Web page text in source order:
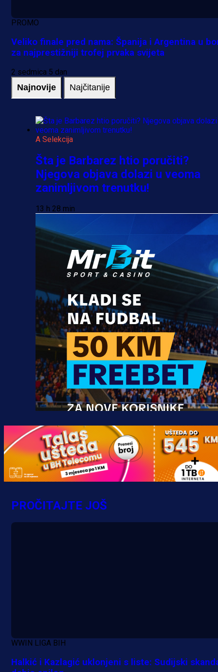
PROMO
Veliko finale pred nama: Španija i Argentina u
za najprestižniji trofej prvaka svijeta
2 sedmica 5 dan
Najnovije Najčitanije
A Selekcija
Šta je Barbarez htio poručiti?
Njegova objava dolazi u veoma
zanimljivom trenutku!
13 h 28 min
Promo vijesti
MrBit: Isprati kvalifikacije za
evropska takmičenja i preuzmi
bonus dobrodošlice!
PROČITAJTE JOŠ
WWIN LIGA BIH
Halkić i Kazlagić uklonjeni s liste: Sudijski